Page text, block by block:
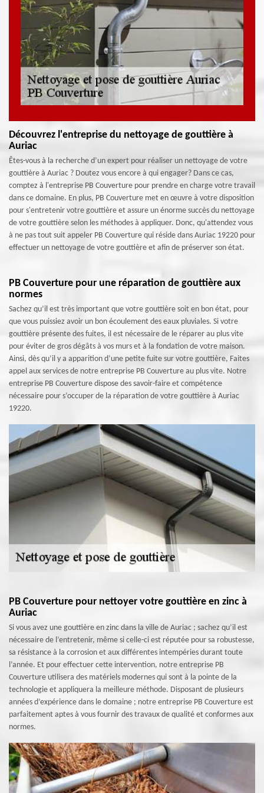
Découvrez l'entreprise du nettoyage de gouttière à
Auriac
Êtes-vous à la recherche d’un expert pour réaliser un nettoyage de votre
gouttière à Auriac ? Doutez vous encore à qui engager? Dans ce cas,
comptez à l'entreprise PB Couverture pour prendre en charge votre travail
dans ce domaine. En plus, PB Couverture met en œuvre à votre disposition
pour s'entretenir votre gouttière et assure un énorme succès du nettoyage
de votre gouttière selon les méthodes à appliquer. Donc, qu'attendez vous
à ne pas tout suit appeler PB Couverture qui réside dans Auriac 19220 pour
effectuer un nettoyage de votre gouttière et afin de préserver son état.
PB Couverture pour une réparation de gouttière aux
normes
Sachez qu’il est très important que votre gouttière soit en bon état, pour
que vous puissiez avoir un bon écoulement des eaux pluviales. Si votre
gouttière présente des fuites, il est nécessaire de le réparer au plus vite
pour éviter de gros dégâts à vos murs et à la fondation de votre maison.
Ainsi, dès qu’il y a apparition d’une petite fuite sur votre gouttière, Faites
appel aux services de notre entreprise PB Couverture au plus vite. Notre
entreprise PB Couverture dispose des savoir-faire et compétence
nécessaire pour s’occuper de la réparation de votre gouttière à Auriac
19220.
PB Couverture pour nettoyer votre gouttière en zinc à
Auriac
Si vous avez une gouttière en zinc dans la ville de Auriac ; sachez qu’il est
nécessaire de l’entretenir, même si celle-ci est réputée pour sa robustesse,
sa résistance à la corrosion et aux différentes intempéries durant toute
l’année. Et pour effectuer cette intervention, notre entreprise PB
Couverture utilisera des matériels modernes qui sont à la pointe de la
technologie et appliquera la meilleure méthode. Disposant de plusieurs
années d’expérience dans le domaine ; notre entreprise PB Couverture est
parfaitement aptes à vous fournir des travaux de qualité et conformes aux
normes.